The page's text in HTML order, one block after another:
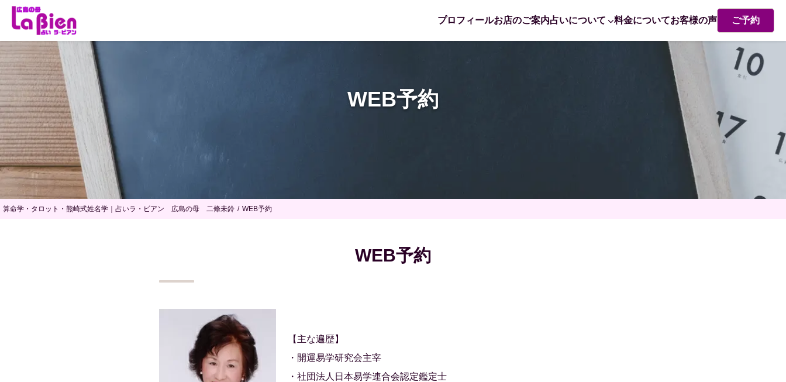
プロフィールお店のご案内占いについて
赤ちゃん命名 姓名判断で成功するポイント
料金についてお客様の声 ご予約
WEB予約
算命学・タロット・熊崎式姓名学｜占いラ・ビアン 広島の母 二條未鈴 WEB予約
WEB予約
【主な遍歴】
・開運易学研究会主宰
・社団法人日本易学連合会認定鑑定士